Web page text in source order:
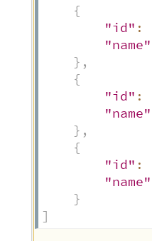
{
"id" :
"name"
} ,
{
"id" :
"name"
} ,
{
"id" :
"name"
}
]